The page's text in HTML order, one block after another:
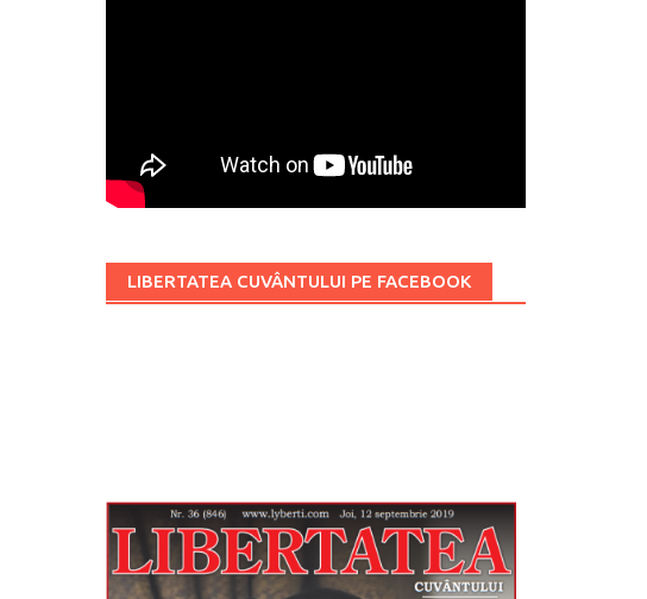
LIBERTATEA CUVÂNTULUI PE FACEBOOK